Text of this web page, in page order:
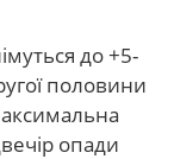
до +5-
половини
опади